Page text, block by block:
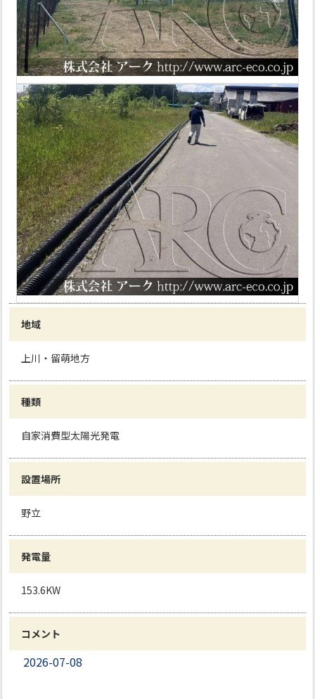
地域
上川・留萌地方
種類
自家消費型太陽光発電
設置場所
野立
発電量
153.6KW
コメント
2026-07-08